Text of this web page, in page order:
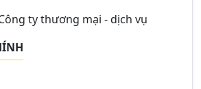
ty thương mại - dịch vụ